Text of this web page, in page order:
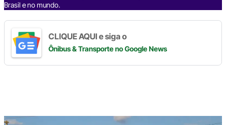
Brasil e no mundo.
CLIQUE AQUI e siga o
Ônibus & Transporteno Google News
Digite